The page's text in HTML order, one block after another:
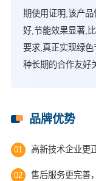
期使用证明,该产
好,节能效果显著,
要求,真正实现绿
种长期的合作友好
品牌优势
01 高新技术企业更
02 售后服务更完善